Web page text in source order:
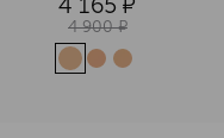
эффектом
4 900 ¤